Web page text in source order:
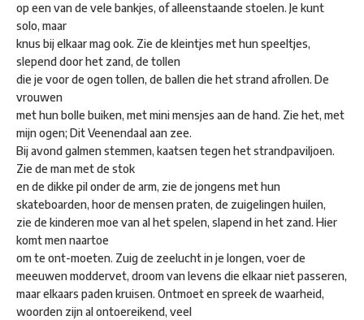
op een van de vele bankjes, of alleenstaande stoelen. Je kunt
solo, maar
knus bij elkaar mag ook. Zie de kleintjes met hun speeltjes,
slepend door het zand, de tollen
die je voor de ogen tollen, de ballen die het strand afrollen. De
vrouwen
met hun bolle buiken, met mini mensjes aan de hand. Zie het, met
mijn ogen; Dit Veenendaal aan zee.
Bij avond galmen stemmen, kaatsen tegen het strandpaviljoen.
Zie de man met de stok
en de dikke pil onder de arm, zie de jongens met hun
skateboarden, hoor de mensen praten, de zuigelingen huilen,
zie de kinderen moe van al het spelen, slapend in het zand. Hier
komt men naartoe
om te ont-moeten. Zuig de zeelucht in je longen, voer de
meeuwen moddervet, droom van levens die elkaar niet passeren,
maar elkaars paden kruisen. Ontmoet en spreek de waarheid,
woorden zijn al ontoereikend, veel